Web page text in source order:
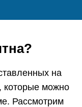
на
которые можно
Рассмотрим